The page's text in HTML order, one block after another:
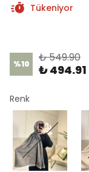
Tükeniyor
%10 ₺ 549.90
₺ 494.91
Renk